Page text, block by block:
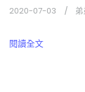
2020-07-03
閱讀全文